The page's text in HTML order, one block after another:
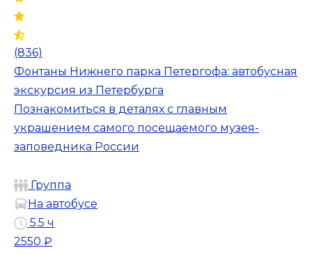
(836)
Фонтаны Нижнего парка Петергофа: автобусная
экскурсия из Петербурга
Познакомиться в деталях с главным
украшением самого посещаемого музея-
заповедника России
Группа
На автобусе
5.5 ч
2550 ₽